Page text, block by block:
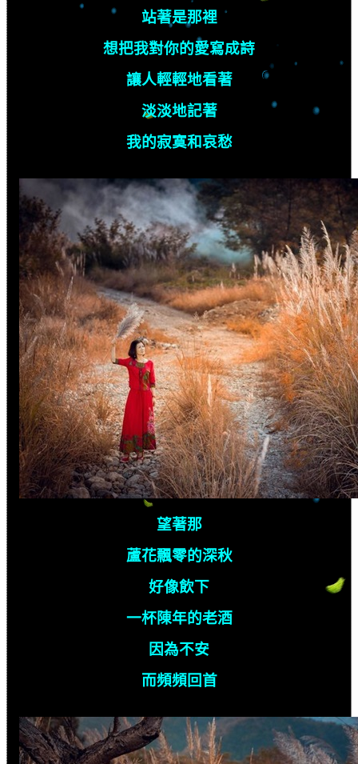
站著是那裡
想把我對你的愛寫成詩
讓人輕輕地看著
淡淡地記著
我的寂寞和哀愁
望著那
蘆花飄零的深秋
好像飲下
一杯陳年的老酒
因為不安
而頻頻回首